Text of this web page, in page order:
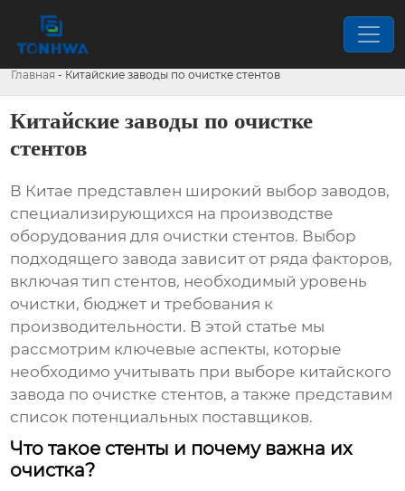
Главная - Китайские заводы по очистке стентов
Китайские заводы по очистке
стентов
В Китае представлен широкий выбор заводов,
специализирующихся на производстве
оборудования для очистки стентов. Выбор
подходящего завода зависит от ряда факторов,
включая тип стентов, необходимый уровень
очистки, бюджет и требования к
производительности. В этой статье мы
рассмотрим ключевые аспекты, которые
необходимо учитывать при выборе китайского
завода по очистке стентов, а также представим
список потенциальных поставщиков.
Что такое стенты и почему важна их
очистка?